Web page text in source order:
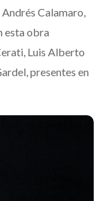
Calamaro,
esta obra
Luis Alberto
presentes en